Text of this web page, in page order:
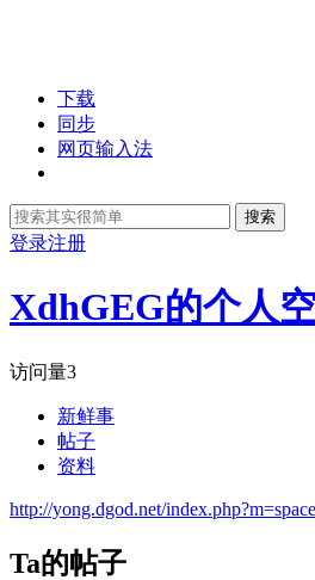
下载
同步
网页输入法
搜索
登录注册
XdhGEG的个人
访问量3
新鲜事
帖子
资料
http://yong.dgod.net/
Ta的帖子